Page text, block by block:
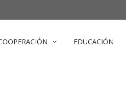
EDUCACIÓN